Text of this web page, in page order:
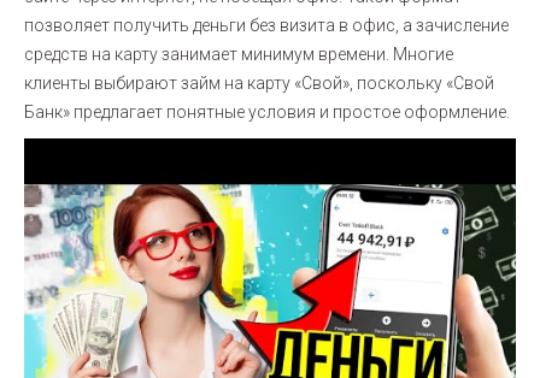
позволяет получить деньги без визита в офис, а зачисление
средств на карту занимает минимум времени. Многие
клиенты выбирают займ на карту «Свой», поскольку «Свой
Банк» предлагает понятные условия и простое оформление.